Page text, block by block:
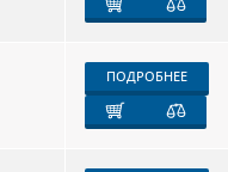
ПОДРОБНЕЕ